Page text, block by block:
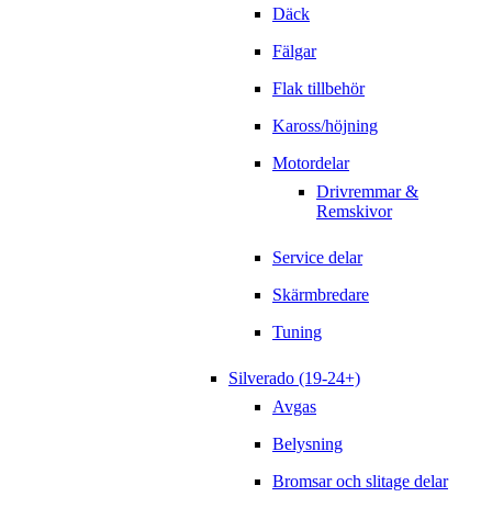
Däck
Fälgar
Flak tillbehör
Kaross/höjning
Motordelar
Drivremmar &
Remskivor
Service delar
Skärmbredare
Tuning
Silverado (19-24+)
Avgas
Belysning
Bromsar och slitage delar